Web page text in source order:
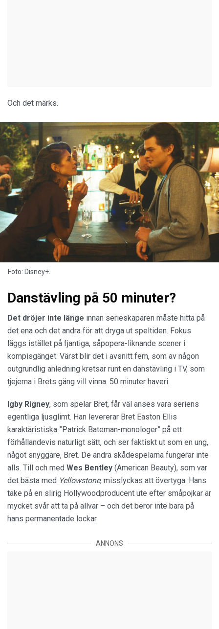
Och det märks.
Foto: Disney+.
Danstävling på 50 minuter?
Det dröjer inte länge innan serieskaparen måste hitta på
det ena och det andra för att dryga ut speltiden. Fokus
läggs istället på fjantiga, såpopera-liknande scener i
kompisgänget. Värst blir det i avsnitt fem, som av någon
outgrundlig anledning kretsar runt en danstävling i TV, som
tjejerna i Brets gäng vill vinna. 50 minuter haveri.
Igby Rigney, som spelar Bret, får väl anses vara seriens
egentliga ljusglimt. Han levererar Bret Easton Ellis
karaktäristiska ”Patrick Bateman-monologer” på ett
förhållandevis naturligt sätt, och ser faktiskt ut som en ung,
något snyggare, Bret. De andra skådespelarna fungerar inte
alls. Till och med Wes Bentley (American Beauty), som var
det bästa med Yellowstone, misslyckas att övertyga. Hans
take på en slirig Hollywoodproducent ute efter småpojkar är
mycket svår att ta på allvar – och det beror inte bara på
hans permanentade lockar.
ANNONS